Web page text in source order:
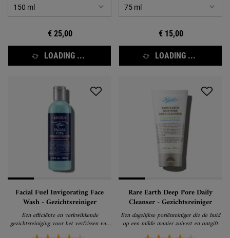
€ 25,00
LOADING ...
€ 15,00
LOADING ...
Facial Fuel Invigorating Face
Wash - Gezichtsreiniger
Een efficiënte en verkwikkende
gezichtsreiniging voor het verfrissen van
de huid
Rare Earth Deep Pore Daily
Cleanser - Gezichtsreiniger
Een dagelijkse poriënreiniger die de huid
op een milde manier zuivert en ontgift